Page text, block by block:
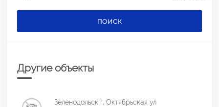
ПОИСК
Другие объекты
Зеленодольск г, Октябрьская ул